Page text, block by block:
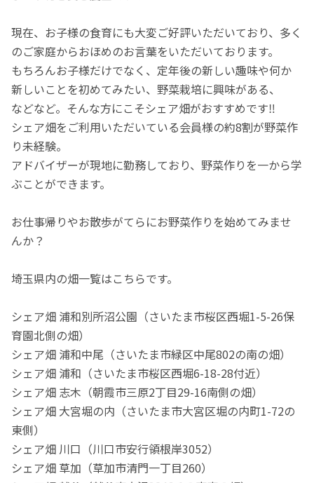
現在、お子様の食育にも大変ご好評いただいており、多く
のご家庭からおほめのお言葉をいただいております。
もちろんお子様だけでなく、定年後の新しい趣味や何か
新しいことを初めてみたい、野菜栽培に興味がある、
などなど。そんな方にこそシェア畑がおすすめです‼
シェア畑をご利用いただいている会員様の約8割が野菜作
り未経験。
アドバイザーが現地に勤務しており、野菜作りを一から学
ぶことができます。
お仕事帰りやお散歩がてらにお野菜作りを始めてみませ
んか？
埼玉県内の畑一覧はこちらです。
シェア畑 浦和別所沼公園（さいたま市桜区西堀1-5-26保
育園北側の畑）
シェア畑 浦和中尾（さいたま市緑区中尾802の南の畑）
シェア畑 浦和（さいたま市桜区西堀6-18-28付近）
シェア畑 志木（朝霞市三原2丁目29-16南側の畑）
シェア畑 大宮堀の内（さいたま市大宮区堀の内町1-72の
東側）
シェア畑 川口（川口市安行領根岸3052）
シェア畑 草加（草加市清門一丁目260）